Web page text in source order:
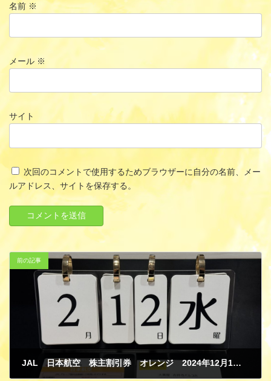
名前 ※
メール ※
サイト
次回のコメントで使用するためブラウザーに自分の名前、メー
ルアドレス、サイトを保存する。
前の記事
JAL 日本航空 株主割引券 オレンジ 2024年12月1日～2026年5月31日 期限 金券 株主優待券 買取